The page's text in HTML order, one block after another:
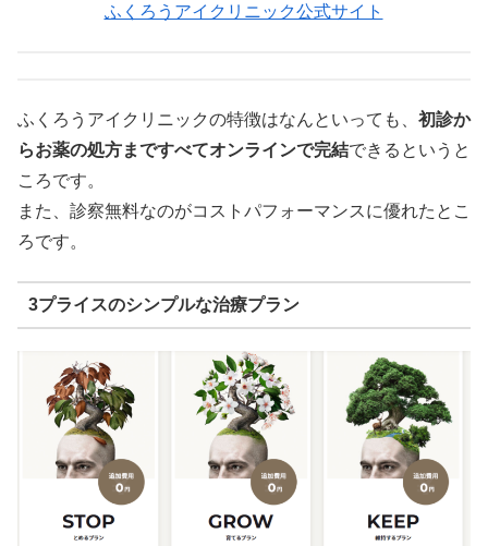
ふくろうアイクリニック公式サイト
ふくろうアイクリニックの特徴はなんといっても、 初診か
らお薬の処方まですべてオンラインで完結できるというと
ころです。
また、診察無料なのがコストパフォーマンスに優れたとこ
ろです。
3プライスのシンプルな治療プラン